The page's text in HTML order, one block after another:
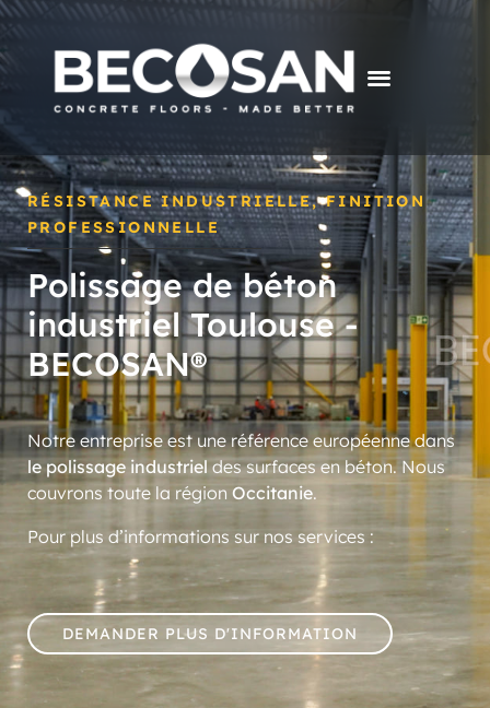
RÉSISTANCE INDUSTRIELLE, FINITION
PROFESSIONNELLE
Polissage de béton
industriel Toulouse -
BECOSAN®
Notre entreprise est une référence européenne dans
le polissage industrieldes surfaces en béton. Nous
couvrons toute la région Occitanie.
Pour plus d’informations sur nos services :
DEMANDER PLUS D'INFORMATION